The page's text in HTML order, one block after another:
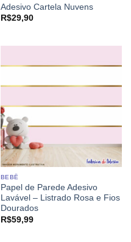
Adesivo Cartela Nuvens
R$29,90
BEBÊ
Papel de Parede Adesivo
Lavável – Listrado Rosa e Fios
Dourados
R$59,99